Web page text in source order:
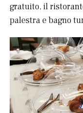
gratuito, il
palestra e bagno